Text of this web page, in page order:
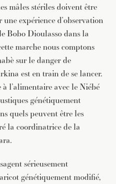
mâles stériles doivent être
expérience d’observation
Bobo Dioulasso dans la
marche nous comptons
sur le danger de
est en train de se lancer.
l’alimentaire avec le Niébé
génétiquement
quels peuvent être les
la coordinatrice de la
sérieusement
génétiquement modifié,